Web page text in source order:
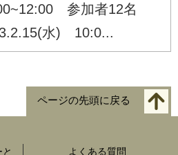
参加者12名
水) 10:0...
ページの先頭に戻る
よくある質問